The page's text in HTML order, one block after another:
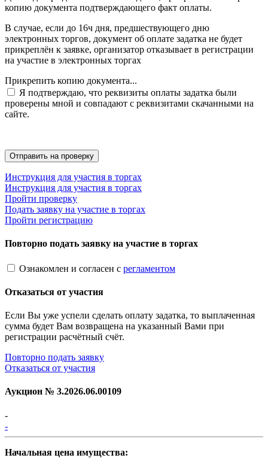
копию документа подтверждающего факт оплаты.
В случае, если до 16ч дня, предшествующего дню
электронных торгов, документ об оплате задатка не будет
прикреплён к заявке, организатор отказывает в регистрации
на участие в электронных торгах
Прикрепить копию документа...
Я подтверждаю, что реквизиты оплаты задатка были
проверены мной и совпадают с реквизитами скачанными на
сайте.
Инструкция для участия в торгах
Инструкция для участия в торгах
Пройти проверку
Подать заявку на участие в торгах
Пройти регистрацию
Повторно подать заявку на участие в торгах
Ознакомлен и согласен с регламентом
Отказаться от участия
Если Вы уже успели сделать оплату задатка, то выплаченная
сумма будет Вам возвращена на указанный Вами при
регистрации расчётный счёт.
Повторно подать заявку
Отказаться от участия
Аукцион № 3.2026.06.00109
-
-
Начальная цена имущества: